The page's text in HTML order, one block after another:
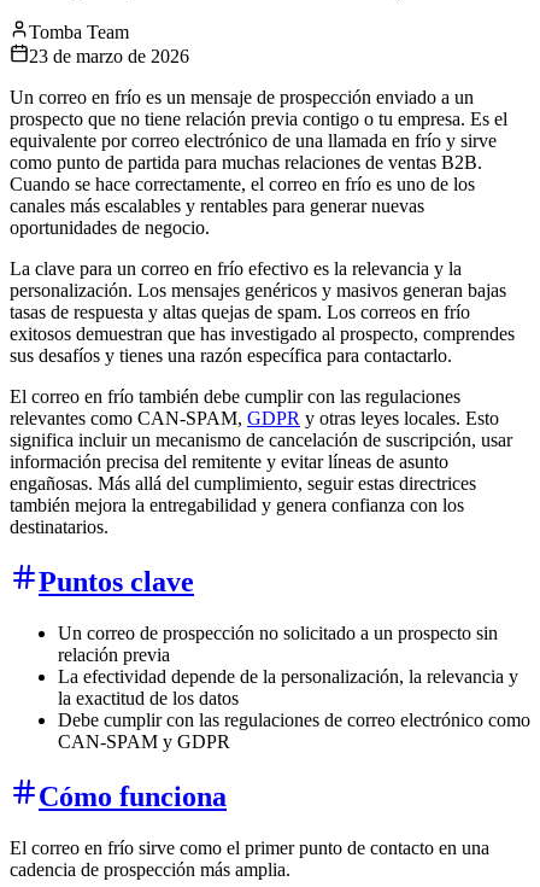
Tomba Team
23 de marzo de 2026
Un correo en frío es un mensaje de prospección enviado a un
prospecto que no tiene relación previa contigo o tu empresa. Es el
equivalente por correo electrónico de una llamada en frío y sirve
como punto de partida para muchas relaciones de ventas B2B.
Cuando se hace correctamente, el correo en frío es uno de los
canales más escalables y rentables para generar nuevas
oportunidades de negocio.
La clave para un correo en frío efectivo es la relevancia y la
personalización. Los mensajes genéricos y masivos generan bajas
tasas de respuesta y altas quejas de spam. Los correos en frío
exitosos demuestran que has investigado al prospecto, comprendes
sus desafíos y tienes una razón específica para contactarlo.
El correo en frío también debe cumplir con las regulaciones
relevantes como CAN-SPAM, GDPR y otras leyes locales. Esto
significa incluir un mecanismo de cancelación de suscripción, usar
información precisa del remitente y evitar líneas de asunto
engañosas. Más allá del cumplimiento, seguir estas directrices
también mejora la entregabilidad y genera confianza con los
destinatarios.
Puntos clave
Un correo de prospección no solicitado a un prospecto sin
relación previa
La efectividad depende de la personalización, la relevancia y
la exactitud de los datos
Debe cumplir con las regulaciones de correo electrónico como
CAN-SPAM y GDPR
Cómo funciona
El correo en frío sirve como el primer punto de contacto en una
cadencia de prospección más amplia.